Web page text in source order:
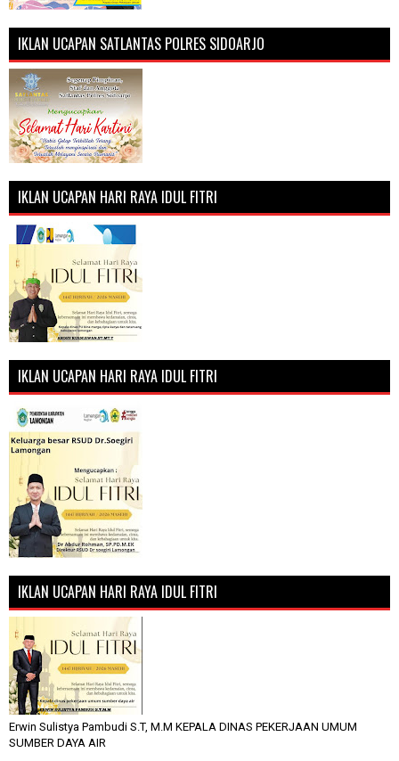
IKLAN UCAPAN SATLANTAS POLRES SIDOARJO
IKLAN UCAPAN HARI RAYA IDUL FITRI
IKLAN UCAPAN HARI RAYA IDUL FITRI
IKLAN UCAPAN HARI RAYA IDUL FITRI
Erwin Sulistya Pambudi S.T, M.M KEPALA DINAS PEKERJAAN UMUM
SUMBER DAYA AIR